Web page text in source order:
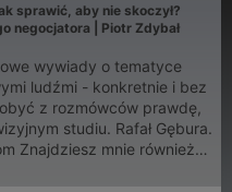
sprawić, aby nie skoczył?
negocjatora | Piotr Zdybał
wywiady o tematyce
ludźmi - konkretnie i bez
z rozmówców prawdę,
studiu. Rafał Gębura.